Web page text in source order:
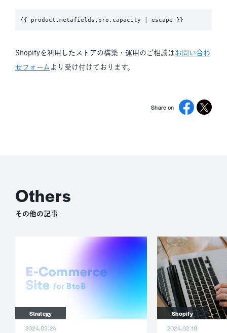
{{ product.metafields.pro.capacity | escape }}
Shopifyを利用したストアの構築・運用のご相談はお問い合わ
せフォーム より受け付けております。
Share on
その他の記事
Strategy
2024.03.24
Shopify
2024.02.18